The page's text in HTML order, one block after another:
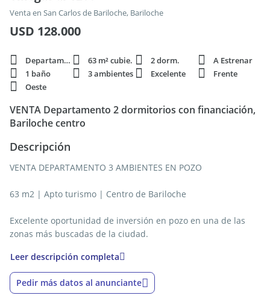
Venta en San Carlos de Bariloche, Bariloche
USD 128.000
Departamento 63 m² cubie. 2 dorm.
A Estrenar
1 baño
3 ambientes Excelente
Frente
Oeste
VENTA Departamento 2 dormitorios con financiación,
Bariloche centro
Descripción
VENTA DEPARTAMENTO 3 AMBIENTES EN POZO
63 m2 | Apto turismo | Centro de Bariloche
Excelente oportunidad de inversión en pozo en una de las
zonas más buscadas de la ciudad.
pleno centro de Bariloche, con acceso inmediato a comercios,
servicios y transporte público.
Leer descripción completa
Pedir más datos al anunciante